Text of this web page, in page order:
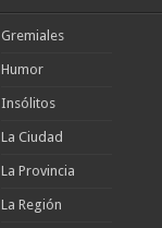
Gremiales
Humor
Insólitos
La Ciudad
La Provincia
La Región